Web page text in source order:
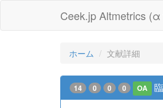
Ceek.jp Altmetrics (α
ホーム 文献詳細
14 0 0 0 OA